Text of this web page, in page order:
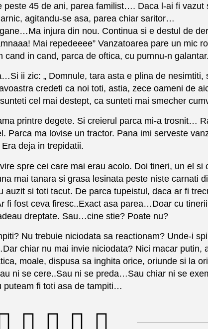
45 de ani, parea familist…. Daca l-ai fi vazut
agitandu-se asa, parea chiar saritor…
injura din nou. Continua si e destul de
Mai repedeeee” Vanzatoarea pare un mic
in cand, parca de oftica, cu pumnu-n galantar.
ii zic: „ Domnule, tara asta e plina de nesimtiti,
credeti ca noi toti, astia, zece oameni de
cel mai destept, ca sunteti mai smecher
printre degete. Si creierul parca mi-a trosnit…
ma lovise un tractor. Pana imi serveste
deja in trepidatii.
spre cei care mai erau acolo. Doi tineri, un el si
mai tanara si grasa lesinata peste niste carnati
si toti tacut. De parca tupeistul, daca ar fi
fi fost ceva firesc..Exact asa parea…Doar cu
dreptate. Sau…cine stie? Poate nu?
Nu trebuie niciodata sa reactionam? Unde-i
chiar nu mai invie niciodata? Nici macar putin,
moale, dispusa sa inghita orice, oriunde si la
ni se cere..Sau ni se preda…Sau chiar ni se
puteam fi toti asa de tampiti…